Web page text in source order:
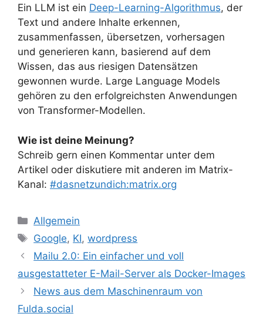
Ein LLM ist ein Deep-Learning-Algorithmus, der
Text und andere Inhalte erkennen,
zusammenfassen, übersetzen, vorhersagen
und generieren kann, basierend auf dem
Wissen, das aus riesigen Datensätzen
gewonnen wurde. Large Language Models
gehören zu den erfolgreichsten Anwendungen
von Transformer-Modellen.
Wie ist deine Meinung?
Schreib gern einen Kommentar unter dem
Artikel oder diskutiere mit anderen im Matrix-
Kanal: #dasnetzundich:matrix.org
Kategorien
Allgemein
Schlagwörter
Google, KI,wordpress
Mailu 2.0: Ein einfacher und voll
ausgestatteter E-Mail-Server als Docker-Images
News aus dem Maschinenraum von
Fulda.social